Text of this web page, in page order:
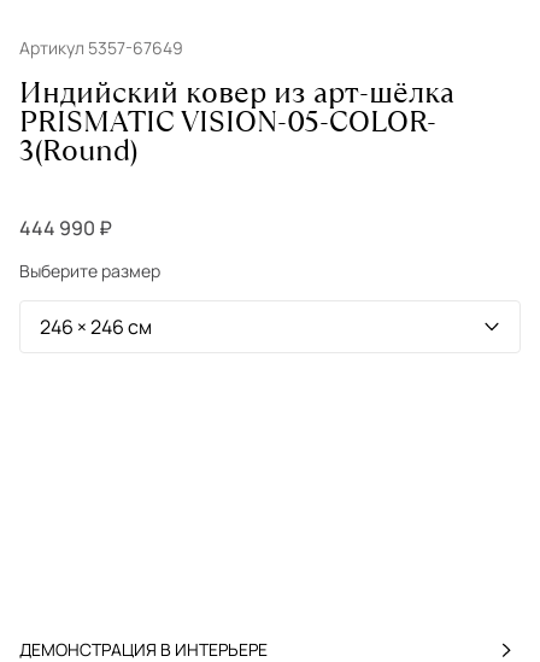
Артикул 5357-67649
Индийский ковер из арт-шёлка
PRISMATIC VISION-05-COLOR-
3(Round)
444 990 ₽
Выберите размер
ДЕМОНСТРАЦИЯ В ИНТЕРЬЕРЕ